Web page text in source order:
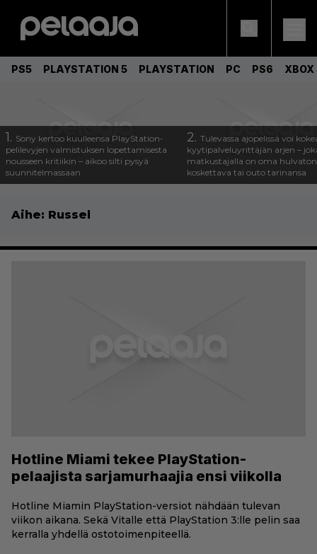
PS5 PLAYSTATION 5 PLAYSTATION PC PS6 XBOX
1. Sony kertoo kuulleensa PlayStation-
pelilevyjen valmistuksen lopettamisesta
nousseen kritiikin – aikoo silti pysyä
suunnitelmassaan
2. Tulevassa ajopelissä voi
kyytipalveluyrittäjän arjen –
matkustajalla on oma
koskettava tai outo tarinansa
Aihe: Russel
Hotline Miami tekee PlayStation-
pelaajista sarjamurhaajia ensi viikolla
Hotline Miamin PlayStation-versiot nähdään tulevan
viikon aikana. Sekä Vitalle että PlayStation 3:lle pelin saa
kerralla yhdellä ostotoimenpiteellä.